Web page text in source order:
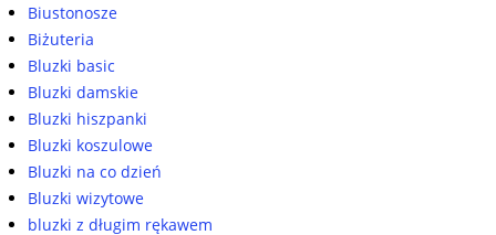
Biustonosze
Biżuteria
Bluzki basic
Bluzki damskie
Bluzki hiszpanki
Bluzki koszulowe
Bluzki na co dzień
Bluzki wizytowe
bluzki z długim rękawem